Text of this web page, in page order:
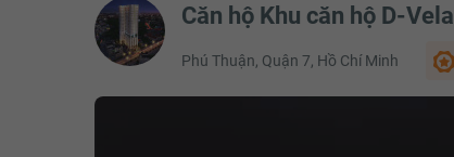
Căn hộ Khu căn hộ D-Vela
Phú Thuận, Quận 7, Hồ Chí Minh